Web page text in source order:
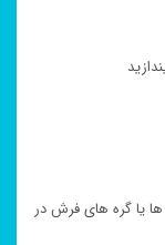
ها یا گره های فرش در